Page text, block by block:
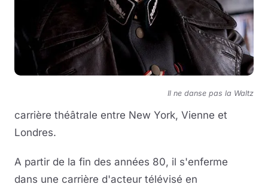
Il ne danse pas la Waltz
carrière théâtrale entre New York, Vienne et
Londres.
A partir de la fin des années 80, il s'enferme
dans une carrière d'acteur télévisé en